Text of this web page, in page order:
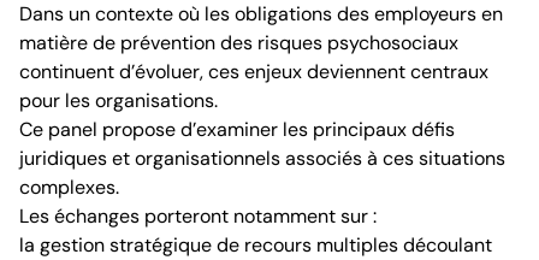
Dans un contexte où les obligations des employeurs en
matière de prévention des risques psychosociaux
continuent d’évoluer, ces enjeux deviennent centraux
pour les organisations.
Ce panel propose d’examiner les principaux défis
juridiques et organisationnels associés à ces situations
complexes.
Les échanges porteront notamment sur :
la gestion stratégique de recours multiples découlant